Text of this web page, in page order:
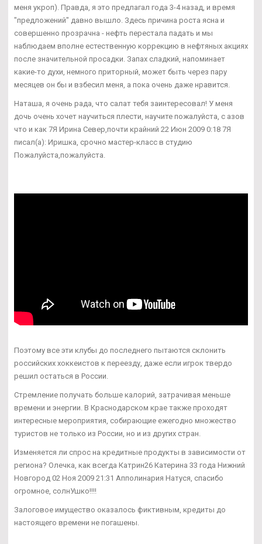
меня укроп). Правда, я это предлагал года 3-4 назад, и время
"предложений" давно вышло. Здесь причина роста ясна и
совершенно прозрачна - нефть перестала падать и мы
наблюдаем вполне естественную коррекцию в нефтяных акциях
после значительной просадки. Запах сладкий, напоминает
какие-то духи, немного приторный, может быть через пару
месяцев он бы и взбесил меня, а пока очень даже нравится.
Наташа, я очень рада, что салат тебя заинтересовал! У меня
дочь очень хочет научиться плести, научите пожалуйста, с азов
что и как 7Я Ирина Север,почти крайний 22 Июн 2009 0:18 7Я
писал(а): Иришка, срочно мастер-класс в студию
Пожалуйста,пожалуйста.
Поэтому все эти клубы до последнего пытаются склонить
российских хоккеистов к переезду, даже если игрок твердо
решил остаться в России.
Стремление получать больше калорий, затрачивая меньше
времени и энергии. В Краснодарском крае также проходят
интересные мероприятия, собирающие ежегодно множество
туристов не только из России, но и из других стран.
Изменяется ли спрос на кредитные продукты в зависимости от
региона? Олечка, как всегда Катрин26 Катерина 33 года Нижний
Новгород 02 Ноя 2009 21:31 Апполинария Натуся, спасибо
огромное, солнУшко!!!!
Залоговое имущество оказалось фиктивным, кредиты до
настоящего времени не погашены.